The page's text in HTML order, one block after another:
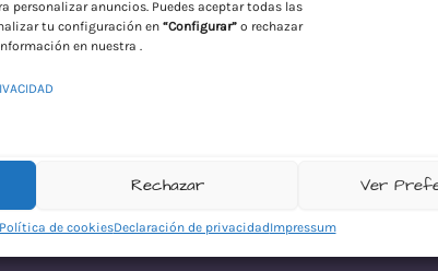
personalizar anuncios. Puedes aceptar todas las
tu configuración en “Configurar” o rechazar
en nuestra .
Rechazar Ver
Política de cookiesDeclaración de privacidadImpressum